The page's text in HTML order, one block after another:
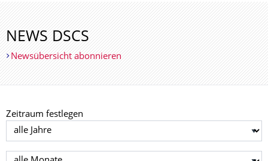
NEWS DSCS
Newsübersicht abonnieren
Zeitraum festlegen
Jahr auswählen
Monat auswählen